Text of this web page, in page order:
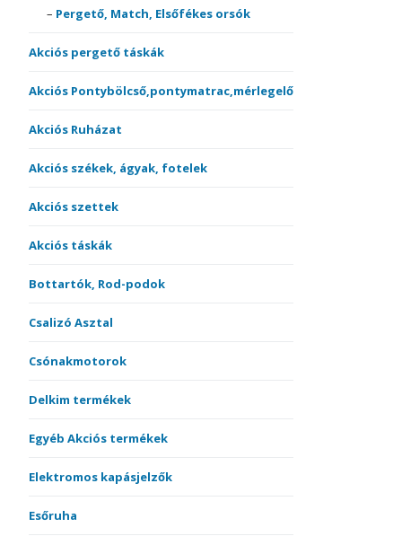
Pergető, Match, Elsőfékes orsók
Akciós pergető táskák
Akciós Pontybölcső,pontymatrac,mérlegelő
Akciós Ruházat
Akciós székek, ágyak, fotelek
Akciós szettek
Akciós táskák
Bottartók, Rod-podok
Csalizó Asztal
Csónakmotorok
Delkim termékek
Egyéb Akciós termékek
Elektromos kapásjelzők
Esőruha